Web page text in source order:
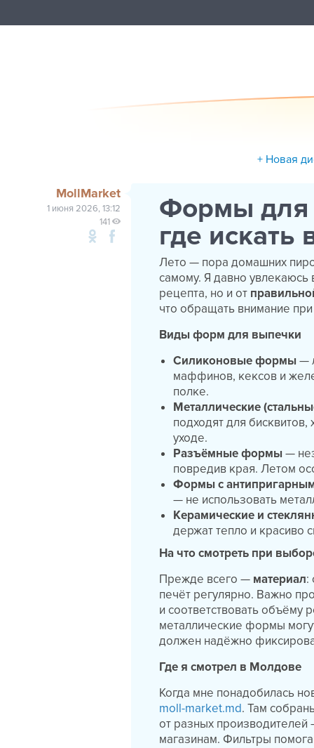
+ Новая
MollMarket
1 июня 2026, 13:12
141
Формы для
где
Лето — пора домашних
самому. Я давно увлекаюсь
рецепта, но и от
что обращать внимание
Виды форм для выпечки
Силиконовые формы —
маффинов, кексов и
полке.
Металлические
подходят для
уходе.
Разъёмные формы —
повредив края. Летом
Формы с
— не использовать
Керамические и
держат тепло и красиво
На что смотреть при
Прежде всего — материал:
печёт регулярно. Важно
и соответствовать объёму
металлические формы
должен надёжно
Где я смотрел в Молдове
Когда мне понадобилась
moll-market.md. Там
от разных производителей
магазинам. Фильтры